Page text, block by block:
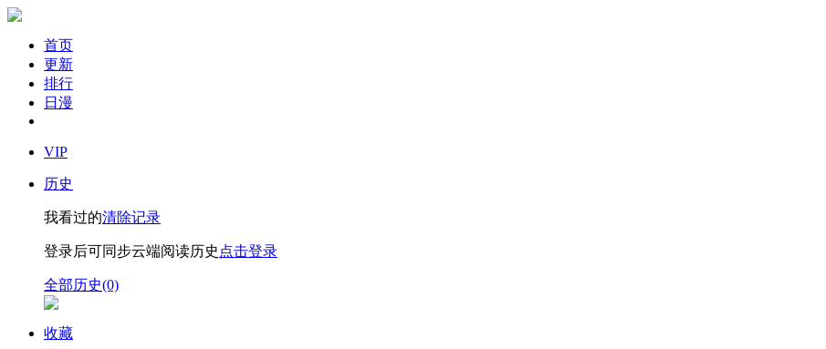
首页
更新
排行
日漫
VIP
历史
我看过的清除记录
登录后可同步云端阅读历史 点击登录
全部历史(0)
收藏